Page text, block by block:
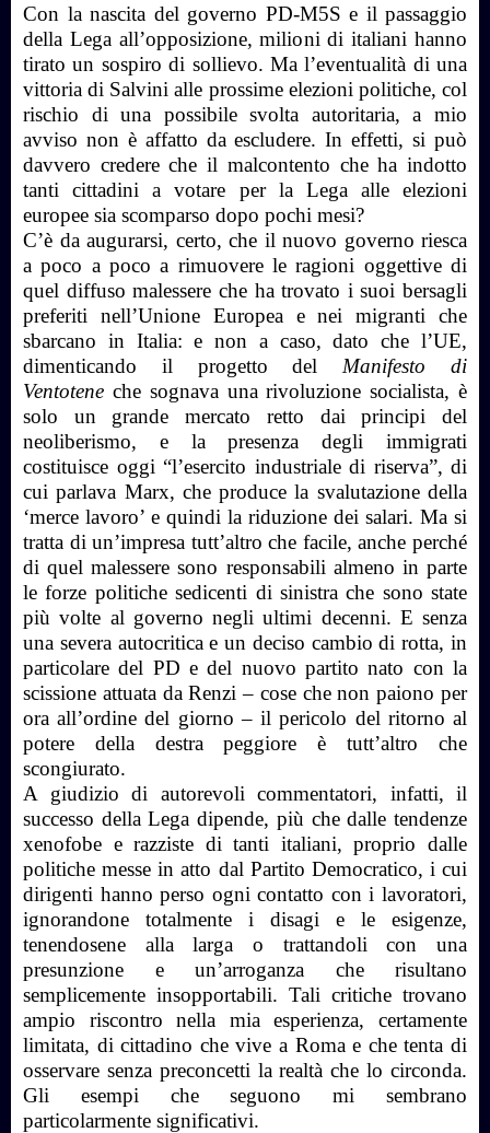
Con la nascita del governo PD-M5S e il passaggio
della Lega all’opposizione, milioni di italiani hanno
tirato un sospiro di sollievo. Ma l’eventualità di una
vittoria di Salvini alle prossime elezioni politiche, col
rischio di una possibile svolta autoritaria, a mio
avviso non è affatto da escludere. In effetti, si può
davvero credere che il malcontento che ha indotto
tanti cittadini a votare per la Lega alle elezioni
europee sia scomparso dopo pochi mesi?
C’è da augurarsi, certo, che il nuovo governo riesca
a poco a poco a rimuovere le ragioni oggettive di
quel diffuso malessere che ha trovato i suoi bersagli
preferiti nell’Unione Europea e nei migranti che
sbarcano in Italia: e non a caso, dato che l’UE,
dimenticando il progetto del Manifesto di
Ventotene che sognava una rivoluzione socialista, è
solo un grande mercato retto dai principi del
neoliberismo, e la presenza degli immigrati
costituisce oggi “l’esercito industriale di riserva”, di
cui parlava Marx, che produce la svalutazione della
‘merce lavoro’ e quindi la riduzione dei salari. Ma si
tratta di un’impresa tutt’altro che facile, anche perché
di quel malessere sono responsabili almeno in parte
le forze politiche sedicenti di sinistra che sono state
più volte al governo negli ultimi decenni. E senza
una severa autocritica e un deciso cambio di rotta, in
particolare del PD e del nuovo partito nato con la
scissione attuata da Renzi – cose che non paiono per
ora all’ordine del giorno – il pericolo del ritorno al
potere della destra peggiore è tutt’altro che
scongiurato.
A giudizio di autorevoli commentatori, infatti, il
successo della Lega dipende, più che dalle tendenze
xenofobe e razziste di tanti italiani, proprio dalle
politiche messe in atto dal Partito Democratico, i cui
dirigenti hanno perso ogni contatto con i lavoratori,
ignorandone totalmente i disagi e le esigenze,
tenendosene alla larga o trattandoli con una
presunzione e un’arroganza che risultano
semplicemente insopportabili. Tali critiche trovano
ampio riscontro nella mia esperienza, certamente
limitata, di cittadino che vive a Roma e che tenta di
osservare senza preconcetti la realtà che lo circonda.
Gli esempi che seguono mi sembrano
particolarmente significativi.